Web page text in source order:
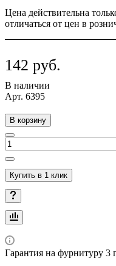
Цена действительна
отличаться от цен в
142 руб.
В наличии
Арт. 6395
В корзину
Купить в 1 клик
Гарантия на фурнитуру 3